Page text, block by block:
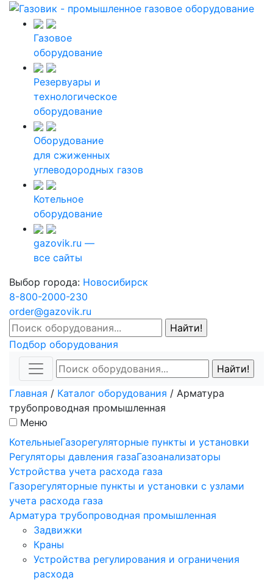
Газовое
оборудование
Резервуары и
технологическое
оборудование
Оборудование
для сжиженных
углеводородных газов
Котельное
оборудование
gazovik.ru —
все сайты
Выбор города: Новосибирск
8-800-2000-230
order@gazovik.ru
Подбор оборудования
Главная / Каталог оборудования / Арматура
трубопроводная промышленная
Меню
КотельныеГазорегуляторные пункты и установки
Регуляторы давления газаГазоанализаторы
Устройства учета расхода газа
Газорегуляторные пункты и установки с узлами
учета расхода газа
Арматура трубопроводная промышленная
Задвижки
Краны
Устройства регулирования и ограничения
расхода